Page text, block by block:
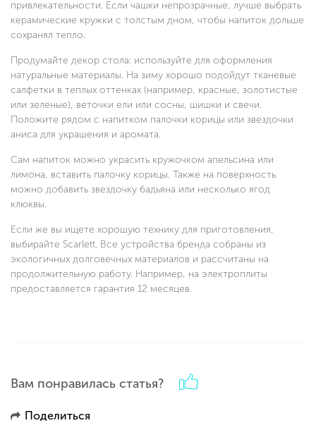
привлекательности. Если чашки непрозрачные, лучше выбрать
керамические кружки с толстым дном, чтобы напиток дольше
сохранял тепло.
Продумайте декор стола: используйте для оформления
натуральные материалы. На зиму хорошо подойдут тканевые
салфетки в теплых оттенках (например, красные, золотистые
или зеленые), веточки ели или сосны, шишки и свечи.
Положите рядом с напитком палочки корицы или звездочки
аниса для украшения и аромата.
Сам напиток можно украсить кружочком апельсина или
лимона, вставить палочку корицы. Также на поверхность
можно добавить звездочку бадьяна или несколько ягод
клюквы.
Если же вы ищете хорошую технику для приготовления,
выбирайте Scarlett. Все устройства бренда собраны из
экологичных долговечных материалов и рассчитаны на
продолжительную работу. Например, на электроплиты
предоставляется гарантия 12 месяцев.
Вам понравилась статья?
Поделиться